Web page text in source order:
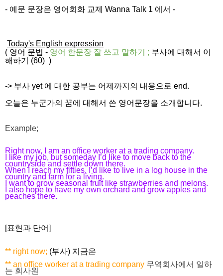
- 예문 문장은 영어회화 교제 Wanna Talk 1 에서 -
Today's English expression
( 영어 문법 - 영어 한문장 잘 쓰고 말하기 ; 부사에 대해서 이
해하기 (60) )
-> 부사 yet 에 대한 공부는 어제까지의 내용으로 end.
오늘은 누군가의 꿈에 대해서 쓴 영어문장을 소개합니다.
Example;
Right now, I am an office worker at a trading company.
I like my job, but someday I’d like to move back to the
countryside and settle down there.
When I reach my fifties, I’d like to live in a log house in the
country and farm for a living.
I want to grow seasonal fruit like strawberries and melons.
I also hope to have my own orchard and grow apples and
peaches there.
[표현과 단어]
** right now; (부사) 지금은
** an office worker at a trading company 무역회사에서 일하
는 회사원